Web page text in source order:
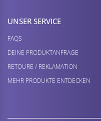
UNSER SERVICE
FAQS
DEINE PRODUKTANFRAGE
RETOURE / REKLAMATION
MEHR PRODUKTE ENTDECKEN